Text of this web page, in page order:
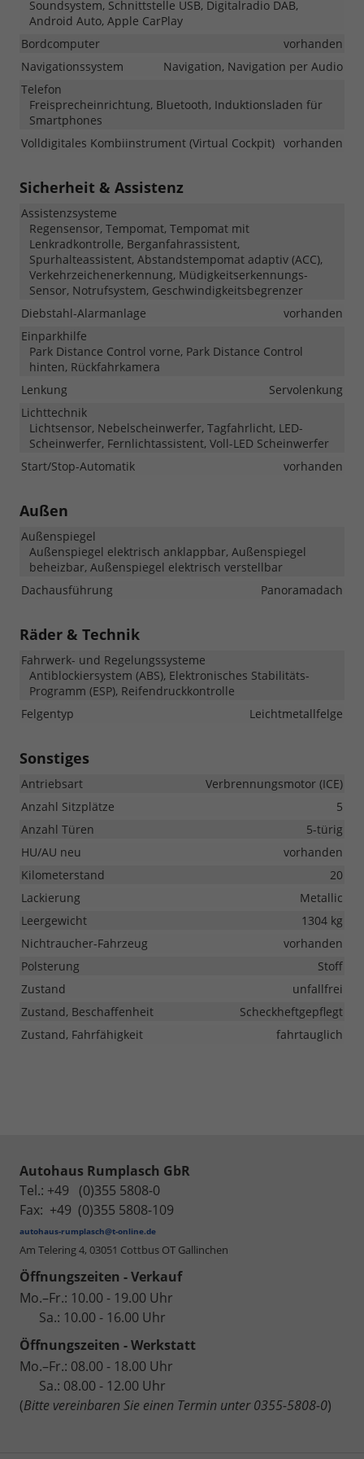
Soundsystem, Schnittstelle USB, Digitalradio DAB,
Android Auto, Apple CarPlay
Bordcomputer
vorhanden
Navigationssystem
Navigation, Navigation per Audio
Telefon
Freisprecheinrichtung, Bluetooth, Induktionsladen für
Smartphones
Volldigitales Kombiinstrument (Virtual Cockpit) vorhanden
Sicherheit & Assistenz
Assistenzsysteme
Regensensor, Tempomat, Tempomat mit
Lenkradkontrolle, Berganfahrassistent,
Spurhalteassistent, Abstandstempomat adaptiv (ACC),
Verkehrzeichenerkennung, Müdigkeitserkennungs-
Sensor, Notrufsystem, Geschwindigkeitsbegrenzer
Diebstahl-Alarmanlage
vorhanden
Einparkhilfe
Park Distance Control vorne, Park Distance Control
hinten, Rückfahrkamera
Lenkung
Servolenkung
Lichttechnik
Lichtsensor, Nebelscheinwerfer, Tagfahrlicht, LED-
Scheinwerfer, Fernlichtassistent, Voll-LED Scheinwerfer
Start/Stop-Automatik
vorhanden
Außen
Außenspiegel
Außenspiegel elektrisch anklappbar, Außenspiegel
beheizbar, Außenspiegel elektrisch verstellbar
Dachausführung
Panoramadach
Räder & Technik
Fahrwerk- und Regelungssysteme
Antiblockiersystem (ABS), Elektronisches Stabilitäts-
Programm (ESP), Reifendruckkontrolle
Felgentyp
Leichtmetallfelge
Sonstiges
Antriebsart
Verbrennungsmotor (ICE)
Anzahl Sitzplätze
5
Anzahl Türen
5-türig
HU/AU neu
vorhanden
Kilometerstand
20
Lackierung
Metallic
Leergewicht
1304 kg
Nichtraucher-Fahrzeug
vorhanden
Polsterung
Stoff
Zustand
unfallfrei
Zustand, Beschaffenheit
Scheckheftgepflegt
Zustand, Fahrfähigkeit
fahrtauglich
Autohaus Rumplasch GbR
Tel.: +49 (0)355 5808-0
Fax: +49 (0)355 5808-109
autohaus-rumplasch@t-online.de
Am Telering 4, 03051 Cottbus OT Gallinchen
Öffnungszeiten - Verkauf
Mo.–Fr.: 10.00 - 19.00 Uhr
Sa.: 10.00 - 16.00 Uhr
Öffnungszeiten - Werkstatt
Mo.–Fr.: 08.00 - 18.00 Uhr
Sa.: 08.00 - 12.00 Uhr
(Bitte vereinbaren Sie einen Termin unter 0355-5808-0)